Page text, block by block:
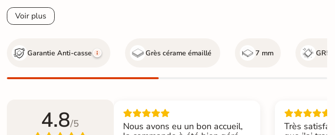
Voir plus
Garantie Anti-casse Grès cérame émaillé 7 mm GR5
4.8/5
Nous avons eu un bon accueil,
Très